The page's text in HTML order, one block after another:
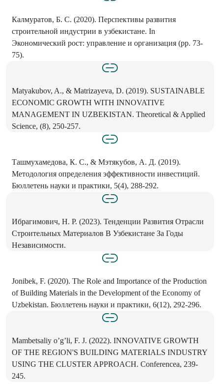
Калмуратов, Б. С. (2020). Перспективы развития
строительной индустрии в узбекистане. In
Экономический рост: управление и организация (pp. 73-
75).
Matyakubov, A., & Matrizayeva, D. (2019). SUSTAINABLE
ECONOMIC GROWTH WITH INNOVATIVE
MANAGEMENT IN UZBEKISTAN. Theoretical & Applied
Science, (8), 250-257.
Ташмухамедова, К. С., & Мэтякубов, А. Д. (2019).
Методология определения эффективности инвестиций.
Бюллетень науки и практики, 5(4), 288-292.
Ибрагимович, Н. Р. (2023). Тенденции Развития Отрасли
Строительных Материалов В Узбекистане За Годы
Независимости.
Jonibek, F. (2020). The Role and Importance of the Production
of Building Materials in the Development of the Economy of
Uzbekistan. Бюллетень науки и практики, 6(12), 292-296.
Mambetsaliy o’g’li, F. J. (2022). INNOVATIVE GROWTH
OF THE REGION'S BUILDING MATERIALS INDUSTRY
USING THE CLUSTER APPROACH. Conferencea, 239-
245.